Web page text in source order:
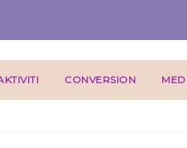
CONVERSION